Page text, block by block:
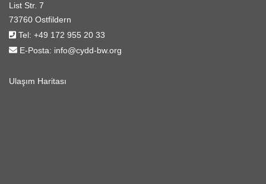
List Str. 7
73760 Ostfildern
Tel: +49 172 955 20 33
E-Posta: info@cydd-bw.org
Ulaşım Haritası